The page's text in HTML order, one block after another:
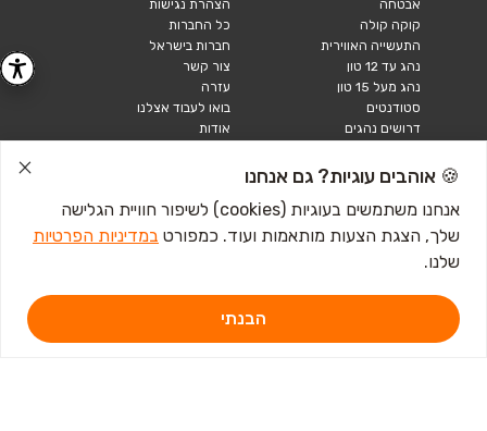
אבטחה
קוקה קולה
התעשייה האווירית
נהג עד 12 טון
נהג מעל 15 טון
סטודנטים
דרושים נהגים
טבלאות שכר
הצהרת נגישות
כל החברות
חברות בישראל
צור קשר
עזרה
בואו לעבוד אצלנו
אודות
כתבות ומדריכים
🍪 אוהבים עוגיות? גם אנחנו
אנחנו משתמשים בעוגיות (cookies) לשיפור חוויית הגלישה
שלך, הצגת הצעות מותאמות ועוד. כמפורט במדיניות הפרטיות
שלנו.
הבנתי